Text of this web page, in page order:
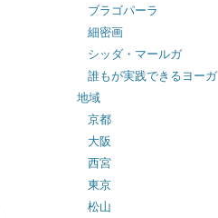
ブラゴパーラ
細密画
シッダ・マールガ
誰もが実践できるヨーガ
地域
京都
大阪
西宮
東京
松山